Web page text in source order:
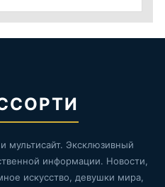
мультисайт. Эксклюзивный
информации. Новости,
искусство, девушки мира,